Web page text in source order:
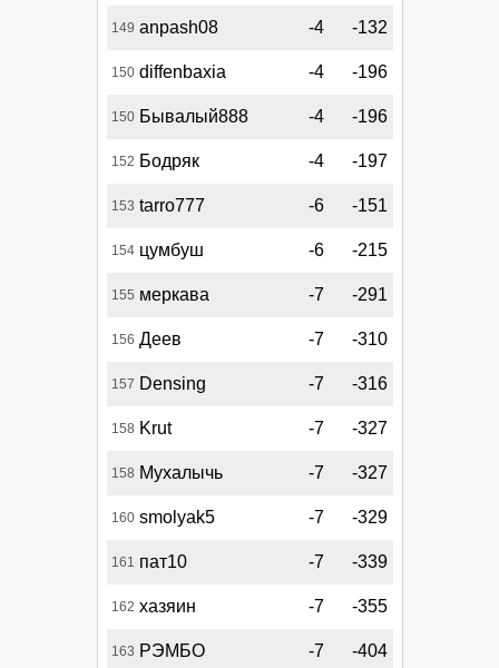
149 anpash08 -4 -132
150 diffenbaxia -4 -196
150 Бывалый888 -4 -196
152 Бодряк -4 -197
153 tarro777 -6 -151
154 цумбуш -6 -215
155 меркава -7 -291
156 Деев -7 -310
157 Densing -7 -316
158 Krut -7 -327
158 Мухалычь -7 -327
160 smolyak5 -7 -329
161 пат10 -7 -339
162 хазяин -7 -355
163 РЭМБО -7 -404